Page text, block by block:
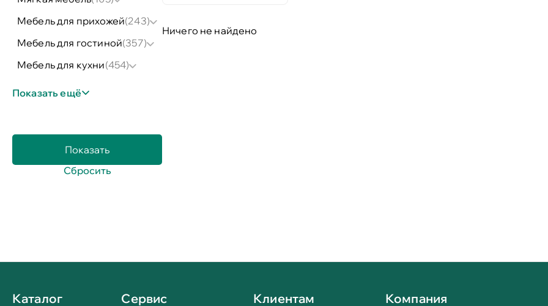
мебель для прихожей(243)
мебель для гостиной(357)
мебель для кухни(454)
Показать ещё
Ничего не найдено
Каталог Сервис Клиентам Компания